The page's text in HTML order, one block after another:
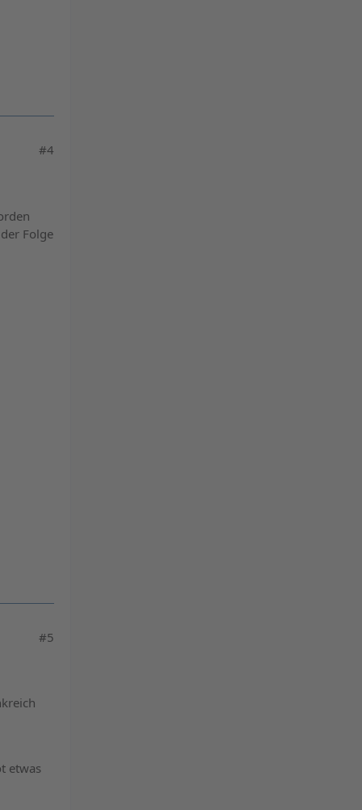
#4
Folge
#5
etwas